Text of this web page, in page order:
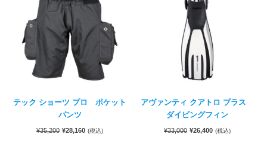
テック ショーツ プロ ポケット
パンツ
¥35,200 ¥28,160 (税込)
アヴァンティ クアトロ プラス
ダイビングフィン
¥33,000 ¥26,400 (税込)